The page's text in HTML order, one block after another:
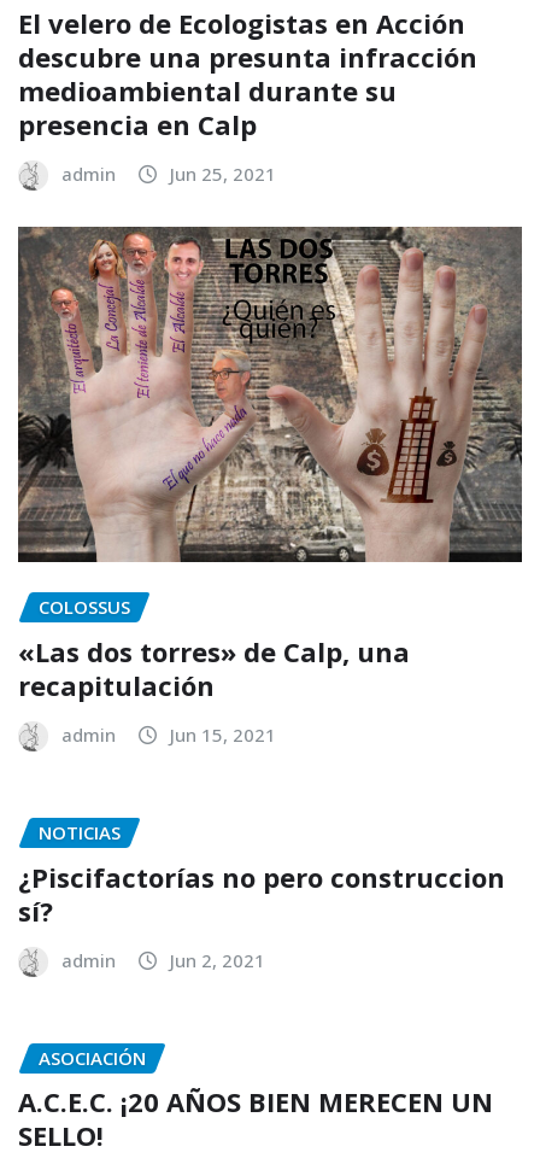
El velero de Ecologistas en Acción
descubre una presunta infracción
medioambiental durante su
presencia en Calp
admin Jun 25, 2021
COLOSSUS
«Las dos torres» de Calp, una
recapitulación
admin Jun 15, 2021
NOTICIAS
¿Piscifactorías no pero construccion
sí?
admin Jun 2, 2021
ASOCIACIÓN
A.C.E.C. ¡20 AÑOS BIEN MERECEN UN
SELLO!